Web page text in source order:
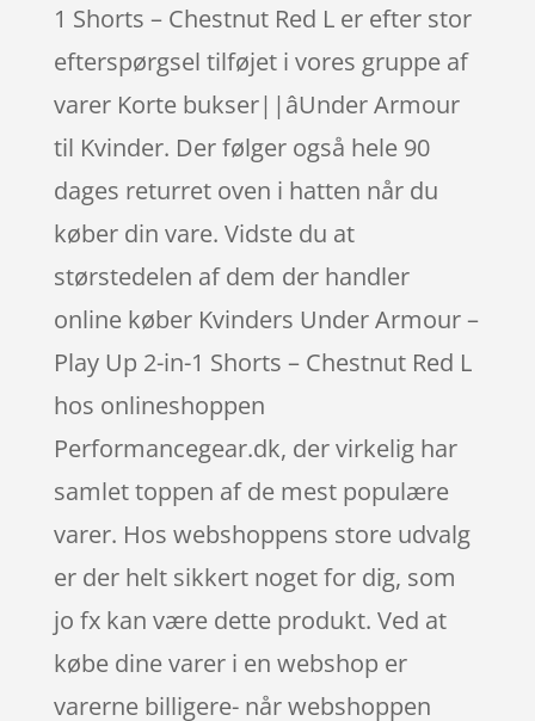
1 Shorts – Chestnut Red L er efter stor
efterspørgsel tilføjet i vores gruppe af
varer Korte bukser||âUnder Armour
til Kvinder. Der følger også hele 90
dages returret oven i hatten når du
køber din vare. Vidste du at
størstedelen af dem der handler
online køber Kvinders Under Armour –
Play Up 2-in-1 Shorts – Chestnut Red L
hos onlineshoppen
Performancegear.dk, der virkelig har
samlet toppen af de mest populære
varer. Hos webshoppens store udvalg
er der helt sikkert noget for dig, som
jo fx kan være dette produkt. Ved at
købe dine varer i en webshop er
varerne billigere- når webshoppen